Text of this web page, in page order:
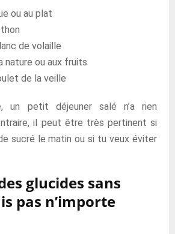
ou au plat
de volaille
nature ou aux fruits
de la veille
un petit déjeuner salé n’a rien
il peut être très pertinent si
sucré le matin ou si tu veux éviter
glucides sans
pas n’importe